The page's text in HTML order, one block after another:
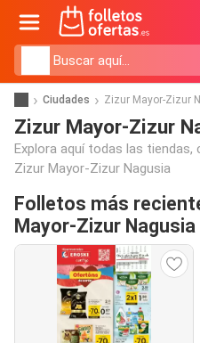
Ciudades Zizur Mayor-Zizur
Zizur Mayor-Zizur
Explora aquí todas las
Zizur Mayor-Zizur Nagusia
Folletos más
Mayor-Zizur Nagusia